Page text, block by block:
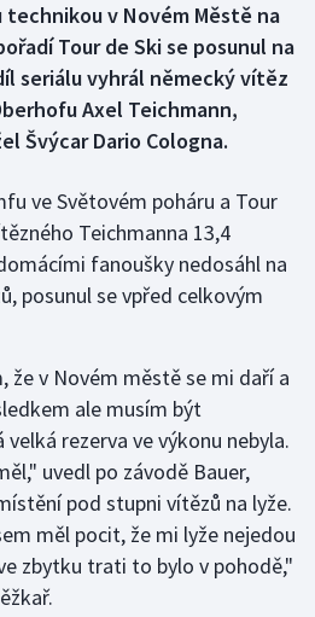
v Novém Městě na
Tour de Ski se posunul na
seriálu vyhrál německý vítěz
Axel Teichmann,
Švýcar Dario Cologna.
ve Světovém poháru a Tour
Teichmanna 13,4
fanoušky nedosáhl na
posunul se vpřed celkovým
že v Novém městě se mi daří a
ale musím být
rezerva ve výkonu nebyla.
uvedl po závodě Bauer,
pod stupni vítězů na lyže.
měl pocit, že mi lyže nejedou
zbytku trati to bylo v pohodě,"